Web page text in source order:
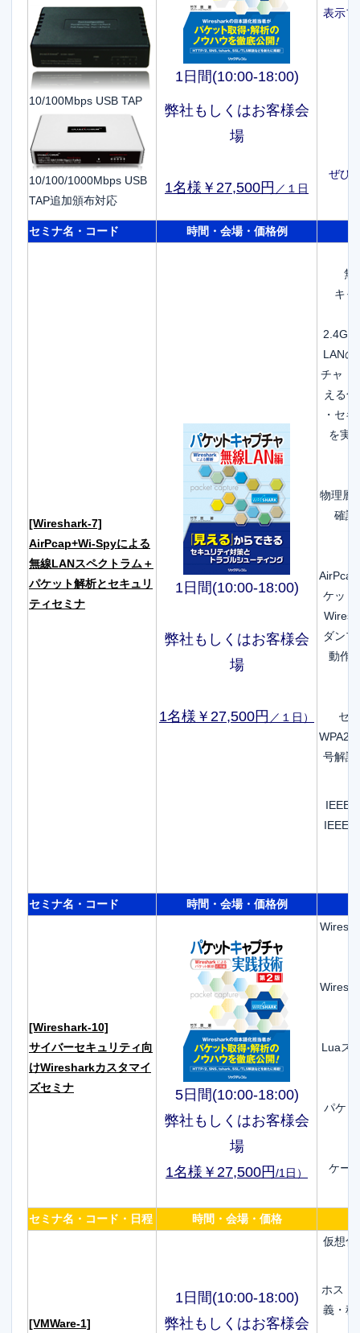
10/100Mbps USB TAP
10/100/1000Mbps USB
TAP追加頒布対応
1日間(10:00-18:00)
弊社もしくはお客様会
場
1名様￥27,500円 ／１日
表示フ
ぜひ
セミナ名・コード 時間・会場・価格例
[Wireshark-7]
AirPcap+Wi-Spyによる
無線LANスペクトラム＋
パケット解析とセキュリ
ティセミナ
1日間(10:00-18:00)
弊社もしくはお客様会
場
1名様￥27,500円 ／１日 ）
無
キャ
LANの
チャ・
える
・セ
を実
物理層
確認
ケット
ダン
動作
セ
号解読
セミナ名・コード 時間・会場・価格例
[Wireshark-10]
サイバーセキュリティ向
けWiresharkカスタマイ
ズセミナ
5日間(10:00-18:00)
弊社もしくはお客様会
場
1名様￥27,500円/1日 ）
Luaス
パケ
ケー
セミナ名・コード・日程 時間・会場・価格
[VMWare-1]
1日間(10:00-18:00)
弊社もしくはお客様会
仮想化
ホスト
義・種